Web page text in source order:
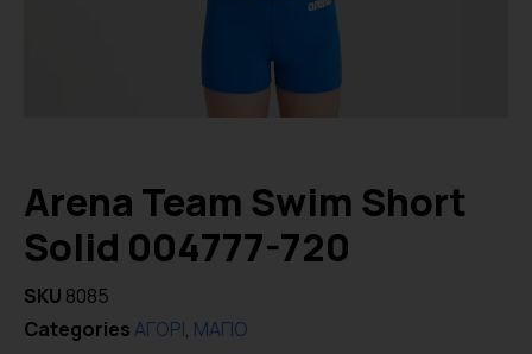
Arena Team Swim Short
Solid 004777-720
SKU 8085
CategoriesΑΓΟΡΙ, ΜΑΓΙΟ